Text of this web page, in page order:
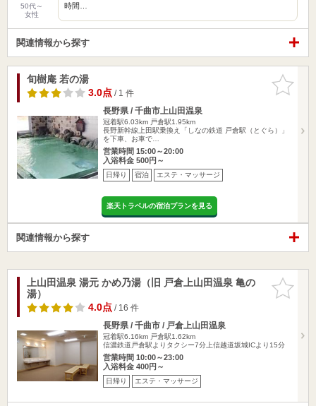
50代～
女性
時間…
関連情報から探す
お気に入
りに追加
旬樹庵 若の湯
3.0点/ 1 件
長野県 / 千曲市上山田温泉
冠着駅6.03km 戸倉駅1.95km
長野新幹線上田駅乗換え「しなの鉄道 戸倉駅（とぐら）」
を下車、お車で…
営業時間 15:00～20:00
入浴料金 500円～
日帰り 宿泊 エステ・マッサージ
楽天トラベルの宿泊プランを見る
関連情報から探す
お気に入
りに追加
上山田温泉 湯元 かめ乃湯（旧 戸倉上山田温泉 亀の
湯）
4.0点/ 16 件
長野県 / 千曲市 / 戸倉上山田温泉
冠着駅6.16km 戸倉駅1.62km
信濃鉄道戸倉駅よりタクシー7分上信越道坂城ICより15分
営業時間 10:00～23:00
入浴料金 400円～
日帰り エステ・マッサージ